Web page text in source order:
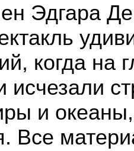
Эдгара
когда на
исчезали
и
Все